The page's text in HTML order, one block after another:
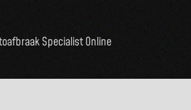
Specialist Online